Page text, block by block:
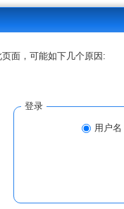
面，可能如下几个原因:
登录
用户名